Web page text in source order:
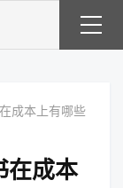
成本上有哪些
在成本